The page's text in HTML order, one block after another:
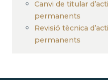
Canvi de titular
permanents
Revisió tècnica
permanents